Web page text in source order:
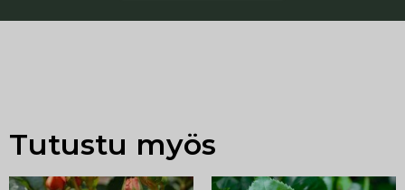
Tutustu myös